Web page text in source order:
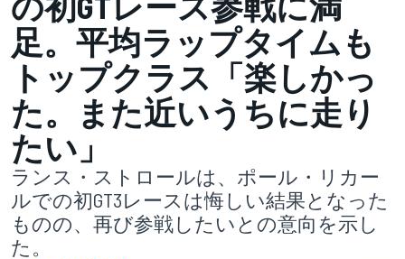
足。平均ラップタイムも
トップクラス「楽しかっ
た。また近いうちに走り
たい」
ランス・ストロールは、ポール・リカー
ルでの初GT3レースは悔しい結果となった
ものの、再び参戦したいとの意向を示し
た。